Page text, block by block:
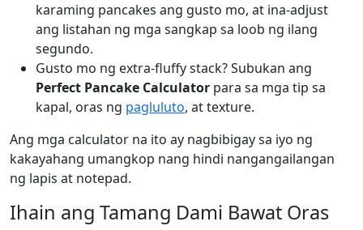
karaming pancakes ang gusto mo, at ina-adjust
ang listahan ng mga sangkap sa loob ng ilang
segundo.
Gusto mo ng extra-fluffy stack? Subukan ang
Perfect Pancake Calculator para sa mga tip sa
kapal, oras ng pagluluto, at texture.
Ang mga calculator na ito ay nagbibigay sa iyo ng
kakayahang umangkop nang hindi nangangailangan
ng lapis at notepad.
Ihain ang Tamang Dami Bawat Oras